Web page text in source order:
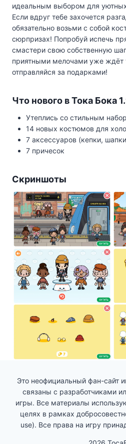
идеальным выбором для
Если вдруг тебе захочется
обязательно возьми с собой
сюрпризах! Попробуй испечь
смастери свою собственную
приятными мелочами уже ждёт
отправляйся за подарками!
Что нового в Тока Бока
Утеплись со стильным
14 новых костюмов для
7 аксессуаров (кепки,
7 причесок
Скриншоты
Это неофициальный фан-сайт
связаны с разработчиками
игры. Все материалы
целях в рамках
use). Все права на игру